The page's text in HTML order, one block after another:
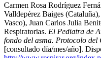
Carmen Rosa Rodríguez
Valldepérez Baiges
Vasco), Juan Carlos Julia
Respiratorias. El Pediatra de
fondo del asma. Protocolo
[consultado día/mes/año].